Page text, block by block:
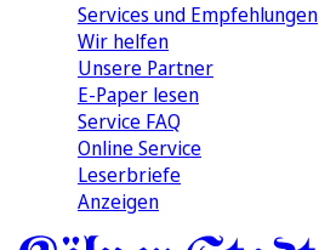
Services und Empfehlungen
Wir helfen
Unsere Partner
E-Paper lesen
Service FAQ
Online Service
Leserbriefe
Anzeigen